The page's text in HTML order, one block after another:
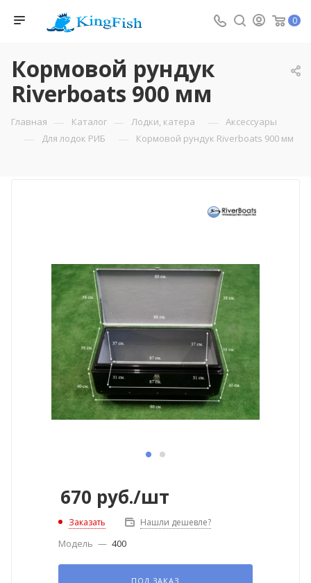
0
Кормовой рундук
Riverboats 900 мм
Главная — Каталог — Лодки, катера — Аксессуары
— Для лодок РИБ — Кормовой рундук Riverboats 900 мм
670 руб./шт
Заказать Нашли дешевле?
Модель — 400
ПОД ЗАКАЗ